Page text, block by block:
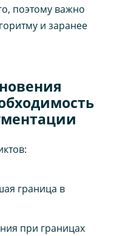
поэтому важно
и заранее
граница в
при границах